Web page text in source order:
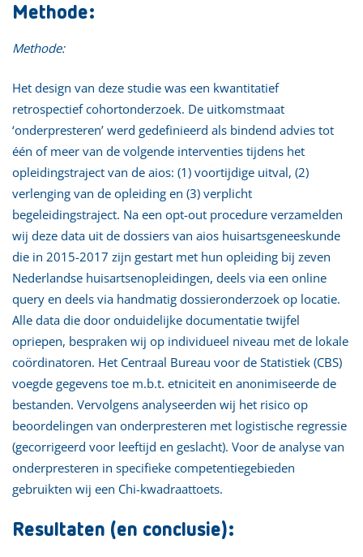
Methode:
Methode:
Het design van deze studie was een kwantitatief
retrospectief cohortonderzoek. De uitkomstmaat
‘onderpresteren’ werd gedefinieerd als bindend advies tot
één of meer van de volgende interventies tijdens het
opleidingstraject van de aios: (1) voortijdige uitval, (2)
verlenging van de opleiding en (3) verplicht
begeleidingstraject. Na een opt-out procedure verzamelden
wij deze data uit de dossiers van aios huisartsgeneeskunde
die in 2015-2017 zijn gestart met hun opleiding bij zeven
Nederlandse huisartsenopleidingen, deels via een online
query en deels via handmatig dossieronderzoek op locatie.
Alle data die door onduidelijke documentatie twijfel
opriepen, bespraken wij op individueel niveau met de lokale
coördinatoren. Het Centraal Bureau voor de Statistiek (CBS)
voegde gegevens toe m.b.t. etniciteit en anonimiseerde de
bestanden. Vervolgens analyseerden wij het risico op
beoordelingen van onderpresteren met logistische regressie
(gecorrigeerd voor leeftijd en geslacht). Voor de analyse van
onderpresteren in specifieke competentiegebieden
gebruikten wij een Chi-kwadraattoets.
Resultaten (en conclusie):